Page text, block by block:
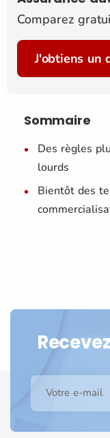
Comparez
J'obtiens un
Sommaire
Des règles
lourds
Bientôt des
Votre e-mail